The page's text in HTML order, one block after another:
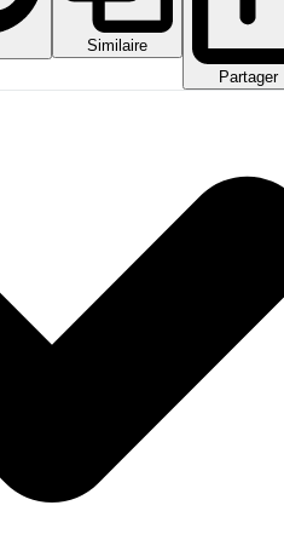
Similaire
Partager